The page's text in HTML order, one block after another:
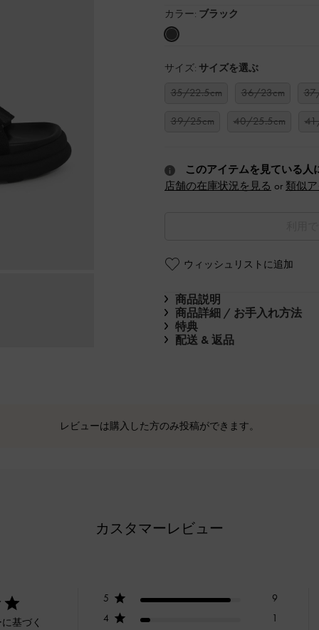
カラー: ブラック
サイズ: サイズを選ぶ
35/22.5cm 36/23cm
39/25cm
40/25.5cm
このアイテムを見ている人
店舗の在庫状況を見る or 類似
ウィッシュリストに追加
商品説明
商品詳細 / お手入れ方法
特典
配送 & 返品
レビューは購入した方のみ投稿ができます。
カスタマーレビュー
基づく
5
9
4
1